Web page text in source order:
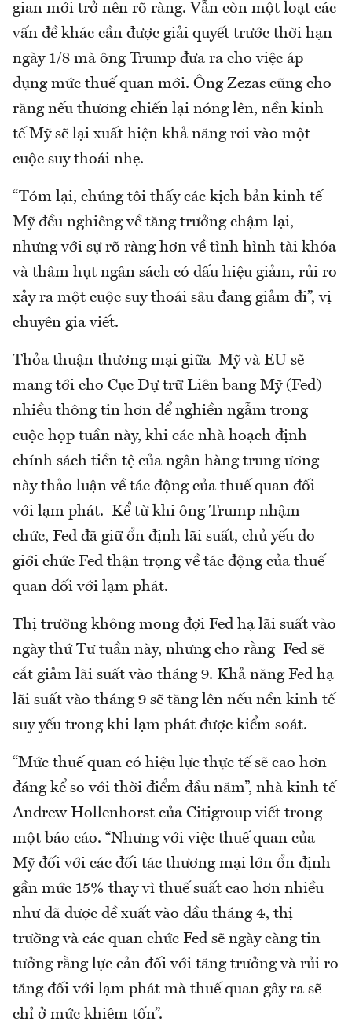
gian mới trở nên rõ ràng. Vẫn còn một loạt các
vấn đề khác cần được giải quyết trước thời hạn
ngày 1/8 mà ông Trump đưa ra cho việc áp
dụng mức thuế quan mới. Ông Zezas cũng cho
răng nếu thương chiến lại nóng lên, nền kinh
tế Mỹ sẽ lại xuất hiện khả năng rơi vào một
cuộc suy thoái nhẹ.
“Tóm lại, chúng tôi thấy các kịch bản kinh tế
Mỹ đều nghiêng về tăng trưởng chậm lại,
nhưng với sự rõ ràng hơn về tình hình tài khóa
và thâm hụt ngân sách có dấu hiệu giảm, rủi ro
xảy ra một cuộc suy thoái sâu đang giảm đi”, vị
chuyên gia viết.
Thỏa thuận thương mại giữa Mỹ và EU sẽ
mang tới cho Cục Dự trữ Liên bang Mỹ (Fed)
nhiều thông tin hơn để nghiền ngẫm trong
cuộc họp tuần này, khi các nhà hoạch định
chính sách tiền tệ của ngân hàng trung ương
này thảo luận về tác động của thuế quan đối
với lạm phát. Kể từ khi ông Trump nhậm
chức, Fed đã giữ ổn định lãi suất, chủ yếu do
giới chức Fed thận trọng về tác động của thuế
quan đối với lạm phát.
Thị trường không mong đợi Fed hạ lãi suất vào
ngày thứ Tư tuần này, nhưng cho rằng Fed sẽ
cắt giảm lãi suất vào tháng 9. Khả năng Fed hạ
lãi suất vào tháng 9 sẽ tăng lên nếu nền kinh tế
suy yếu trong khi lạm phát được kiểm soát.
“Mức thuế quan có hiệu lực thực tế sẽ cao hơn
đáng kể so với thời điểm đầu năm”, nhà kinh tế
Andrew Hollenhorst của Citigroup viết trong
một báo cáo. “Nhưng với việc thuế quan của
Mỹ đối với các đối tác thương mại lớn ổn định
gần mức 15% thay vì thuế suất cao hơn nhiều
như đã được đề xuất vào đầu tháng 4, thị
trường và các quan chức Fed sẽ ngày càng tin
tưởng rằng lực cản đối với tăng trưởng và rủi ro
tăng đối với lạm phát mà thuế quan gây ra sẽ
chỉ ở mức khiêm tốn”.